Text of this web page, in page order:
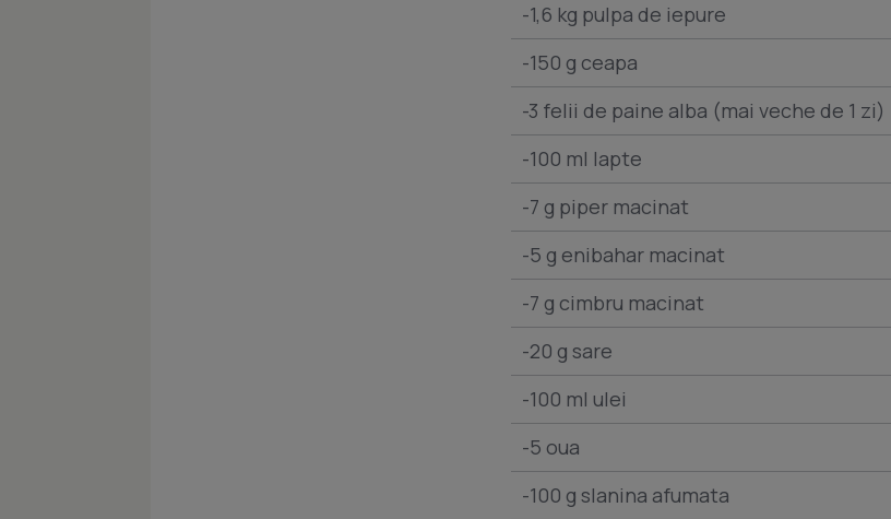
-1,6 kg pulpa de iepure
-150 g ceapa
-3 felii de paine alba (mai veche de 1 zi)
-100 ml lapte
-7 g piper macinat
-5 g enibahar macinat
-7 g cimbru macinat
-20 g sare
-100 ml ulei
-5 oua
-100 g slanina afumata